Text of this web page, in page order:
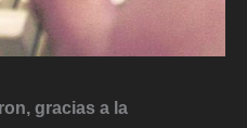
gracias a la